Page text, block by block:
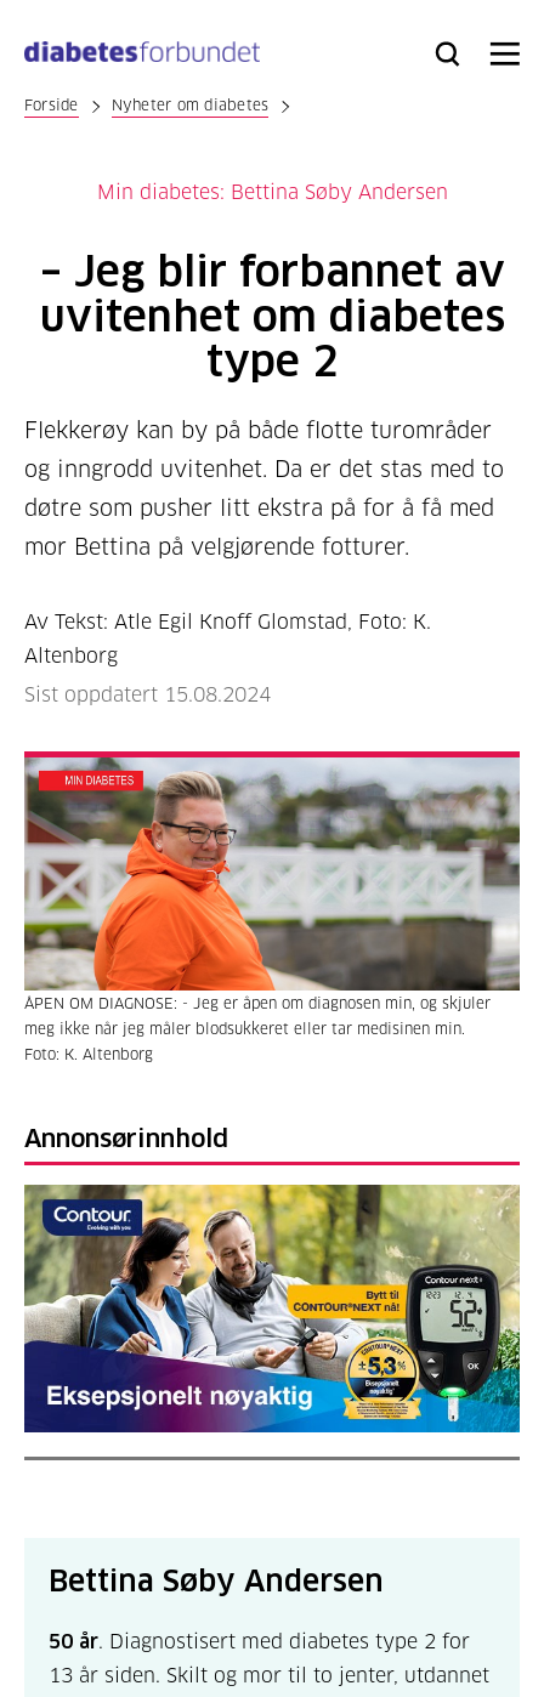
hovedinnhold
Bli
Logg
Søk Meny
Forside Nyheter om diabetes
Min diabetes: Bettina Søby Andersen
– Jeg blir forbannet av
uvitenhet om diabetes
type 2
Flekkerøy kan by på både flotte turområder
og inngrodd uvitenhet. Da er det stas med to
døtre som pusher litt ekstra på for å få med
mor Bettina på velgjørende fotturer.
Av Tekst: Atle Egil Knoff Glomstad, Foto: K.
Altenborg
Sist oppdatert 15.08.2024
ÅPEN OM DIAGNOSE: - Jeg er åpen om diagnosen min, og skjuler
meg ikke når jeg måler blodsukkeret eller tar medisinen min.
Foto: K. Altenborg
Annonsørinnhold
Bettina Søby Andersen
50 år. Diagnostisert med diabetes type 2 for
13 år siden. Skilt og mor til to jenter, utdannet